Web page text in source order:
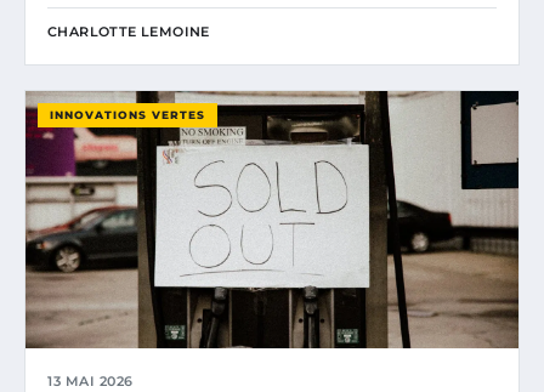
CHARLOTTE LEMOINE
INNOVATIONS VERTES
13 MAI 2026